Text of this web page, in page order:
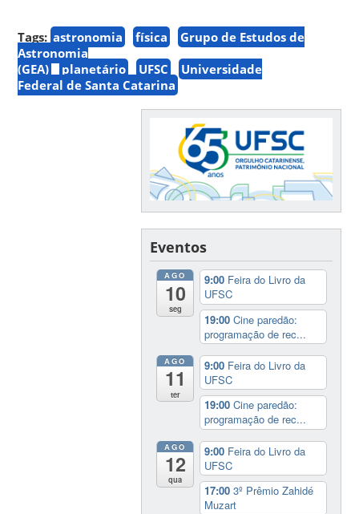
Tags: astronomia física
Grupo de Estudos de
Astronomia
(GEA)
planetário UFSC
Universidade
Federal de Santa Catarina
Eventos
AGO
10
seg
9:00 Feira do Livro da
UFSC
19:00Cine paredão:
programação de rec...
AGO
11
ter
9:00 Feira do Livro da
UFSC
19:00Cine paredão:
programação de rec...
AGO
12
qua
9:00 Feira do Livro da
UFSC
17:003º Prêmio Zahidé
Muzart